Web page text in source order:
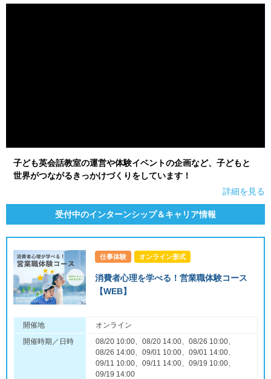
子ども英会話教室の運営や体験イベントの企画など、子どもと
世界がつながるきっかけづくりをしています！
詳細を見る
受付中のインターンシップ＆キャリア情報
仕事体験 オンライン形式
消費者心理を学べる！営業職体験コース
【WEB】
開催地
オンライン
開催時期／日時
08/20 10:00、08/20 14:00、08/26 10:00、
08/26 14:00、09/01 10:00、09/01 14:00、
09/11 10:00、09/11 14:00、09/19 10:00、
09/19 14:00